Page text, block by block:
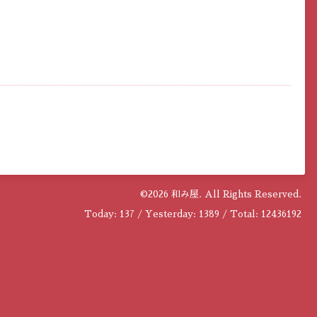
©2026 和み屋. All Rights Reserved.
Today: 137 / Yesterday: 1389 / Total: 12436192